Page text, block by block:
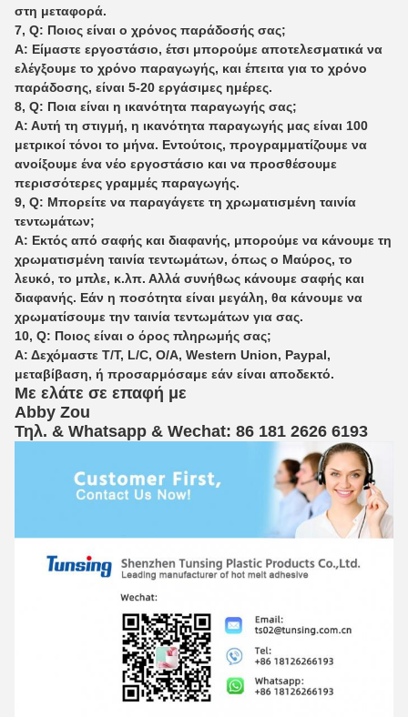
στη μεταφορά.
7, Q: Ποιος είναι ο χρόνος παράδοσής σας;
Α: Είμαστε εργοστάσιο, έτσι μπορούμε αποτελεσματικά να
ελέγξουμε το χρόνο παραγωγής, και έπειτα για το χρόνο
παράδοσης, είναι 5-20 εργάσιμες ημέρες.
8, Q: Ποια είναι η ικανότητα παραγωγής σας;
Α: Αυτή τη στιγμή, η ικανότητα παραγωγής μας είναι 100
μετρικοί τόνοι το μήνα. Εντούτοις, προγραμματίζουμε να
ανοίξουμε ένα νέο εργοστάσιο και να προσθέσουμε
περισσότερες γραμμές παραγωγής.
9, Q: Μπορείτε να παραγάγετε τη χρωματισμένη ταινία
τεντωμάτων;
Α: Εκτός από σαφής και διαφανής, μπορούμε να κάνουμε τη
χρωματισμένη ταινία τεντωμάτων, όπως ο Μαύρος, το
λευκό, το μπλε, κ.λπ. Αλλά συνήθως κάνουμε σαφής και
διαφανής. Εάν η ποσότητα είναι μεγάλη, θα κάνουμε να
χρωματίσουμε την ταινία τεντωμάτων για σας.
10, Q: Ποιος είναι ο όρος πληρωμής σας;
Α: Δεχόμαστε T/T, L/C, O/A, Western Union, Paypal,
μεταβίβαση, ή προσαρμόσαμε εάν είναι αποδεκτό.
Με ελάτε σε επαφή με
Abby Zou
Τηλ. & Whatsapp & Wechat: 86 181 2626 6193